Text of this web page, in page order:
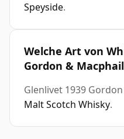
Speyside.
Welche Art von
Gordon &
Glenlivet 1939
Malt Scotch Whisky.